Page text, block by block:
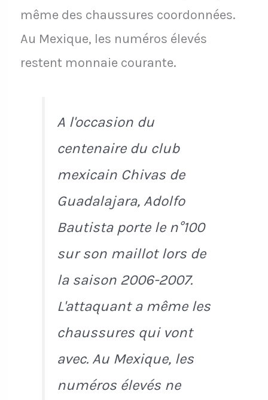
même des chaussures coordonnées.
Au Mexique, les numéros élevés
restent monnaie courante.
A l'occasion du
centenaire du club
mexicain Chivas de
Guadalajara, Adolfo
Bautista porte le n°100
sur son maillot lors de
la saison 2006-2007.
L'attaquant a même les
chaussures qui vont
avec. Au Mexique, les
numéros élevés ne